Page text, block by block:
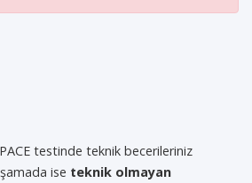
testinde teknik becerileriniz
ise teknik olmayan